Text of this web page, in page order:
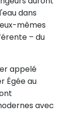
dans
mêmes
– du
appelé
Égée au
avec